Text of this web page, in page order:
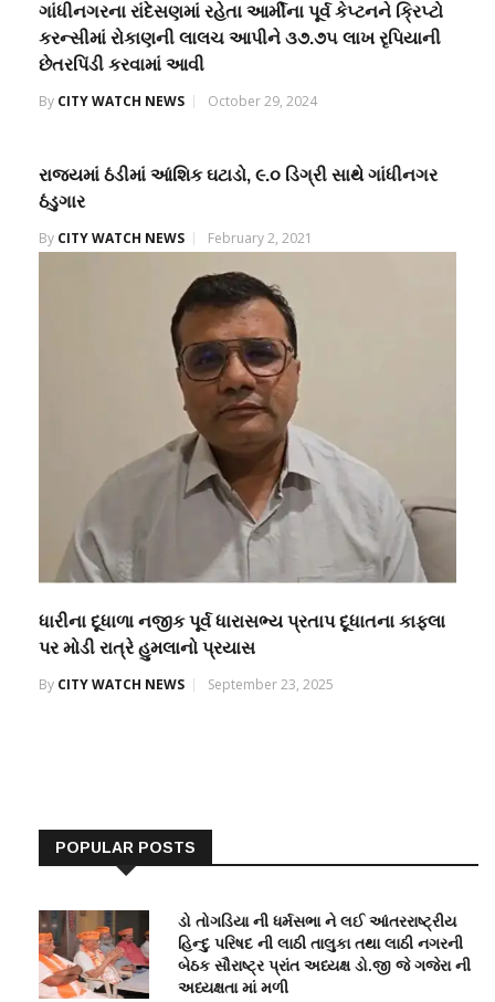
ગાંધીનગરના રાંદેસણમાં રહેતા આર્મીના પૂર્વ કેપ્ટનને ક્રિપ્ટો
કરન્સીમાં રોકાણની લાલચ આપીને ૩૭.૭૫ લાખ રૃપિયાની
છેતરપિંડી કરવામાં આવી
By CITY WATCH NEWS October 29, 2024
રાજ્યમાં ઠંડીમાં આંશિક ઘટાડો, ૯.૦ ડિગ્રી સાથે ગાંધીનગર
ઠંડુગાર
By CITY WATCH NEWS February 2, 2021
ધારીના દૂધાળા નજીક પૂર્વ ધારાસભ્ય પ્રતાપ દૂધાતના કાફલા
પર મોડી રાત્રે હુમલાનો પ્રયાસ
By CITY WATCH NEWS September 23, 2025
POPULAR POSTS
ડો તોગડિયા ની ધર્મસભા ને લઈ આંતરરાષ્ટ્રીય
હિન્દુ પરિષદ ની લાઠી તાલુકા તથા લાઠી નગરની
બેઠક સૌરાષ્ટ્ર પ્રાંત અધ્યક્ષ ડો.જી જે ગજેરા ની
અધ્યક્ષતા માં મળી